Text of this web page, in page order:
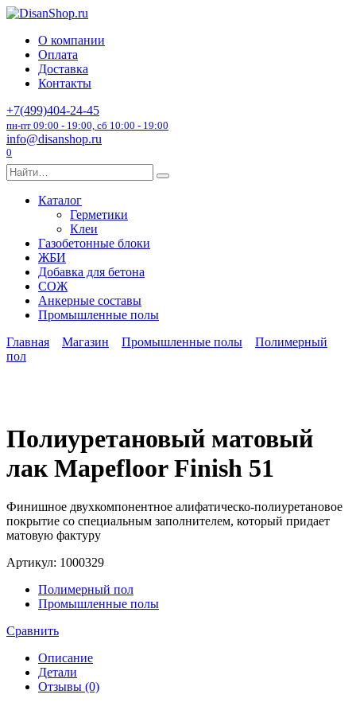
Перейти
содержанию
О компании
Оплата
Доставка
Контакты
+7(499)404-24-45
пн-пт 09:00 - 19:00, сб 10:00 - 19:00
info@disanshop.ru
0
Search
for:
Каталог
Герметики
Клеи
Газобетонные блоки
ЖБИ
Добавка для бетона
СОЖ
Анкерные составы
Промышленные полы
Главная
Магазин Промышленные полы
Полимерный
пол
Полиуретановый матовый
лак Mapefloor Finish 51
Финишное двухкомпонентное алифатическо-полиуретановое
покрытие со специальным заполнителем, который придает
матовую фактуру
Артикул: 1000329
Полимерный пол
Промышленные полы
Сравнить
Описание
Детали
Отзывы (0)